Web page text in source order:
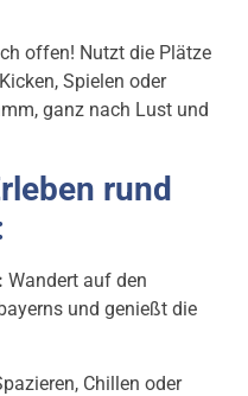
offen! Nutzt die Plätze
Spielen oder
ganz nach Lust und
rund
Wandert auf den
und genießt die
Chillen oder